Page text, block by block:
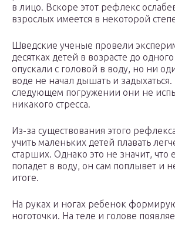
в лицо. Вскоре этот рефлекс
взрослых имеется в некоторой
Шведские ученые провели
десятках детей в возрасте до
опускали с головой в воду, но ни
воде не начал дышать и
следующем погружении они не
никакого стресса.
Из-за существования этого
учить маленьких детей плавать
старших. Однако это не значит, что
попадет в воду, он сам поплывет и
итоге.
На руках и ногах ребенок
ноготочки. На теле и голове